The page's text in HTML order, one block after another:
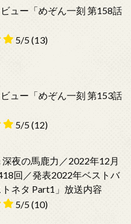
ュー「めぞん一刻 第158話
5/5(13)
ュー「めぞん一刻 第153話
5/5(12)
深夜の馬鹿力／2022年12月
回／発表2022年ベストバ
ネタ Part1」放送内容
5/5(10)